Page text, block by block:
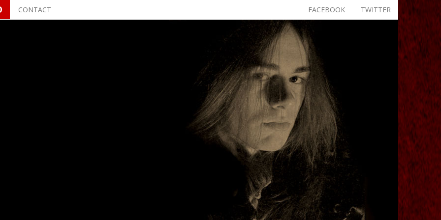
CONTACT TWITTER
FACEBOOK